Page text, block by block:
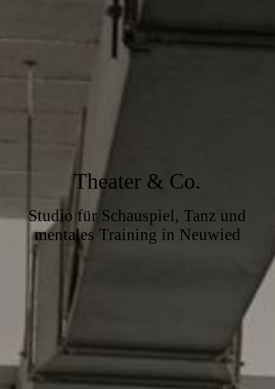
Theater & Co.
Studio für Schauspiel, Tanz und
mentales Training in Neuwied